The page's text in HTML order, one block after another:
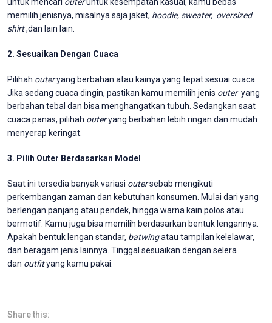
memilih jenisnya, misalnya saja jaket, hoodie, sweater, oversized
shirt,dan lain lain.
2. Sesuaikan Dengan Cuaca
Pilihah outeryang berbahan atau kainya yang tepat sesuai cuaca.
Jika sedang cuaca dingin, pastikan kamu memilih jenis outer yang
berbahan tebal dan bisa menghangatkan tubuh. Sedangkan saat
cuaca panas, pilihah outeryang berbahan lebih ringan dan mudah
menyerap keringat.
3. Pilih Outer Berdasarkan Model
Saat ini tersedia banyak variasi outersebab mengikuti
perkembangan zaman dan kebutuhan konsumen. Mulai dari yang
berlengan panjang atau pendek, hingga warna kain polos atau
bermotif. Kamu juga bisa memilih berdasarkan bentuk lengannya.
Apakah bentuk lengan standar, batwingatau tampilan kelelawar,
dan beragam jenis lainnya. Tinggal sesuaikan dengan selera
dan outfityang kamu pakai.
Share this: